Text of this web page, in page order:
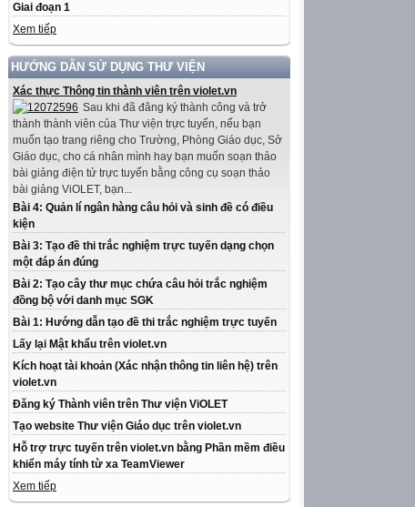
Giai đoạn 1
Xem tiếp
HƯỚNG DẪN SỬ DỤNG THƯ VIỆN
Xác thực Thông tin thành viên trên violet.vn
Sau khi đã đăng ký thành công và trở
thành thành viên của Thư viện trực tuyến, nếu bạn
muốn tạo trang riêng cho Trường, Phòng Giáo dục, Sở
Giáo dục, cho cá nhân mình hay bạn muốn soạn thảo
bài giảng điện tử trực tuyến bằng công cụ soạn thảo
bài giảng ViOLET, bạn...
Bài 4: Quản lí ngân hàng câu hỏi và sinh đề có điều
kiện
Bài 3: Tạo đề thi trắc nghiệm trực tuyến dạng chọn
một đáp án đúng
Bài 2: Tạo cây thư mục chứa câu hỏi trắc nghiệm
đồng bộ với danh mục SGK
Bài 1: Hướng dẫn tạo đề thi trắc nghiệm trực tuyến
Lấy lại Mật khẩu trên violet.vn
Kích hoạt tài khoản (Xác nhận thông tin liên hệ) trên
violet.vn
Đăng ký Thành viên trên Thư viện ViOLET
Tạo website Thư viện Giáo dục trên violet.vn
Hỗ trợ trực tuyến trên violet.vn bằng Phần mềm điều
khiển máy tính từ xa TeamViewer
Xem tiếp